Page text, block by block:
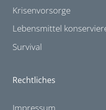
Krisenvorsorge
Lebensmittel
Survival
Rechtliches
Impressum